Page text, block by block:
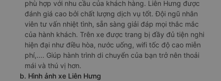
phù hợp với nhu cầu của khách hàng. Liên Hưng được
đánh giá cao bởi chất lượng dịch vụ tốt. Đội ngũ nhân
viên tư vấn nhiệt tình, sẵn sàng giải đáp mọi thắc mắc
của hành khách. Trên xe được trang bị đầy đủ tiện nghi
hiện đại như điều hòa, nước uống, wifi tốc độ cao miễn
phí,.... Giúp hành trình di chuyển của bạn trở nên thoải
mái và thú vị hơn.
b. Hình ảnh xe Liên Hưng